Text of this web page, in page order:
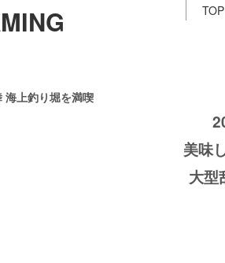
TOP
海上釣り堀を満喫
美味
大型